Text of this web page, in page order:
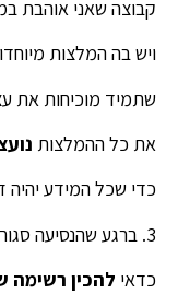
קבוצה שאני אוהבת
ויש בה המלצות
שתמיד מוכיחות את
את כל ההמלצות
כדי שכל המידע יהיה
3. ברגע שהנסיעה סגורה,
כדאי להכין רשימה